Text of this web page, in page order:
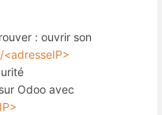
: ouvrir son
Odoo avec